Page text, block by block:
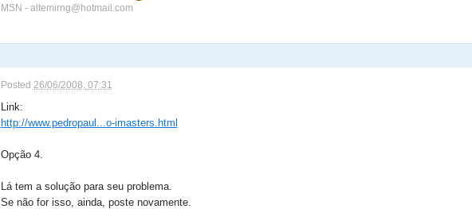
MSN - altemirng@hotmail.com
Posted 26/06/2008, 07:31
Link:
http://www.pedropaul...o-imasters.html
Opção 4.
Lá tem a solução para seu problema.
Se não for isso, ainda, poste novamente.